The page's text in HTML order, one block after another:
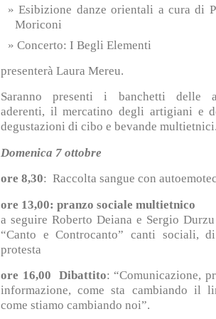
Esibizione danze orientali a cura di
Moriconi
Concerto: I Begli Elementi
presenterà Laura Mereu.
Saranno presenti i banchetti delle
aderenti, il mercatino degli artigiani e
degustazioni di cibo e bevande
Domenica 7 ottobre
ore 8,30: Raccolta sangue con
ore 13,00: pranzo sociale multietnico
a seguire Roberto Deiana e Sergio
“Canto e Controcanto” canti sociali,
protesta
ore 16,00 Dibattito: “Comunicazione,
informazione, come sta cambiando il
come stiamo cambiando noi”.